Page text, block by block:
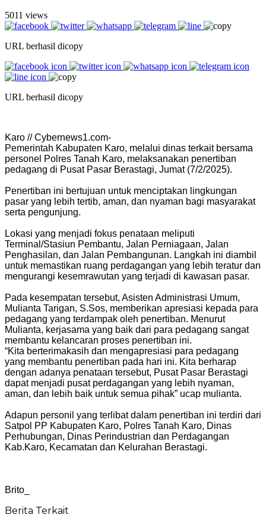
5011 views
URL berhasil dicopy
URL berhasil dicopy
Karo // Cybernews1.com-
Pemerintah Kabupaten Karo, melalui dinas terkait bersama
personel Polres Tanah Karo, melaksanakan penertiban
pedagang di Pusat Pasar Berastagi, Jumat (7/2/2025).
Penertiban ini bertujuan untuk menciptakan lingkungan
pasar yang lebih tertib, aman, dan nyaman bagi masyarakat
serta pengunjung.
Lokasi yang menjadi fokus penataan meliputi
Terminal/Stasiun Pembantu, Jalan Perniagaan, Jalan
Penghasilan, dan Jalan Pembangunan. Langkah ini diambil
untuk memastikan ruang perdagangan yang lebih teratur dan
mengurangi kesemrawutan yang terjadi di kawasan pasar.
Pada kesempatan tersebut, Asisten Administrasi Umum,
Mulianta Tarigan, S.Sos, memberikan apresiasi kepada para
pedagang yang terdampak oleh penertiban. Menurut
Mulianta, kerjasama yang baik dari para pedagang sangat
membantu kelancaran proses penertiban ini.
“Kita berterimakasih dan mengapresiasi para pedagang
yang membantu penertiban pada hari ini. Kita berharap
dengan adanya penataan tersebut, Pusat Pasar Berastagi
dapat menjadi pusat perdagangan yang lebih nyaman,
aman, dan lebih baik untuk semua pihak” ucap mulianta.
Adapun personil yang terlibat dalam penertiban ini terdiri dari
Satpol PP Kabupaten Karo, Polres Tanah Karo, Dinas
Perhubungan, Dinas Perindustrian dan Perdagangan
Kab.Karo, Kecamatan dan Kelurahan Berastagi.
Brito_
Berita Terkait